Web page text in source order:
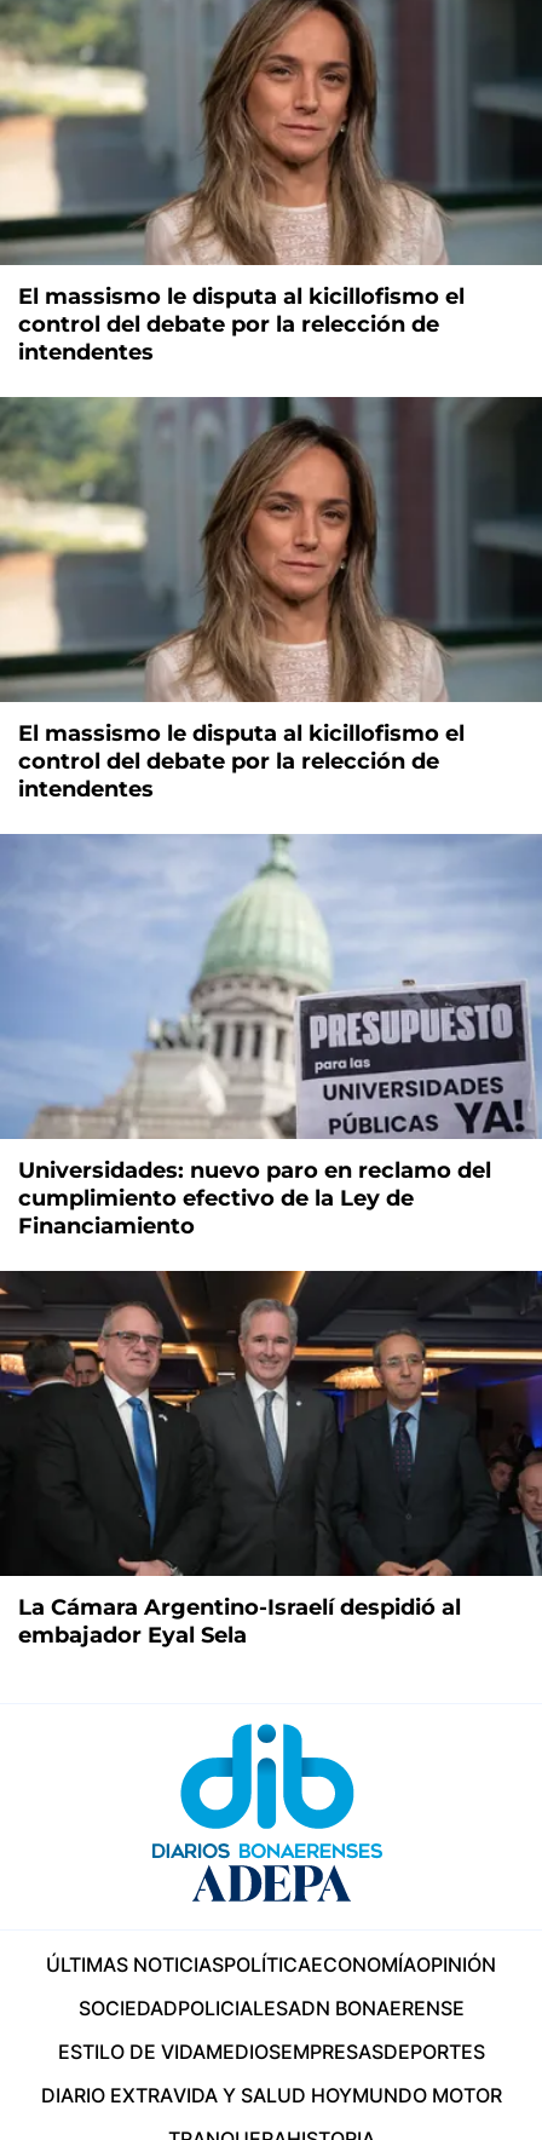
El massismo le disputa al kicillofismo el
control del debate por la relección de
intendentes
El massismo le disputa al kicillofismo el
control del debate por la relección de
intendentes
Universidades: nuevo paro en reclamo del
cumplimiento efectivo de la Ley de
Financiamiento
La Cámara Argentino-Israelí despidió al
embajador Eyal Sela
ÚLTIMAS NOTICIASPOLÍTICAECONOMÍAOPINIÓN
SOCIEDADPOLICIALESADN BONAERENSE
ESTILO DE VIDAMEDIOSEMPRESASDEPORTES
DIARIO EXTRAVIDA Y SALUD HOYMUNDO MOTOR